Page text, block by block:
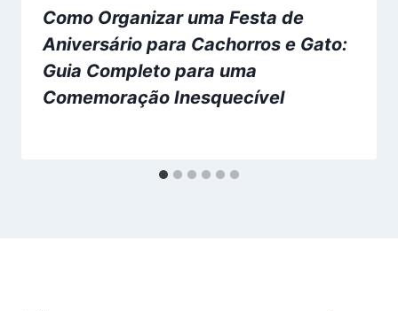
Como Organizar uma Festa de
Aniversário para Cachorros e Gato:
Guia Completo para uma
Comemoração Inesquecível